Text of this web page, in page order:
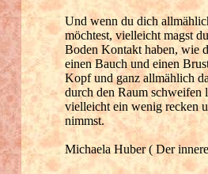
Und wenn du dich
möchtest, vielleicht magst
Boden Kontakt haben, wie
einen Bauch und einen
Kopf und ganz allmählich
durch den Raum schweifen
vielleicht ein wenig recken
nimmst.
Michaela Huber ( Der